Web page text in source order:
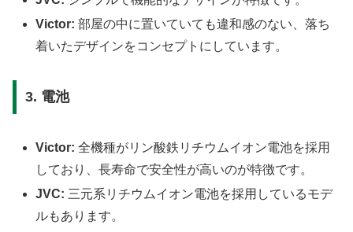
Victor: 部屋の中に置いていても違和感のない、落ち
着いたデザインをコンセプトにしています。
3. 電池
Victor: 全機種がリン酸鉄リチウムイオン電池を採用
しており、長寿命で安全性が高いのが特徴です。
JVC: 三元系リチウムイオン電池を採用しているモデ
ルもあります。